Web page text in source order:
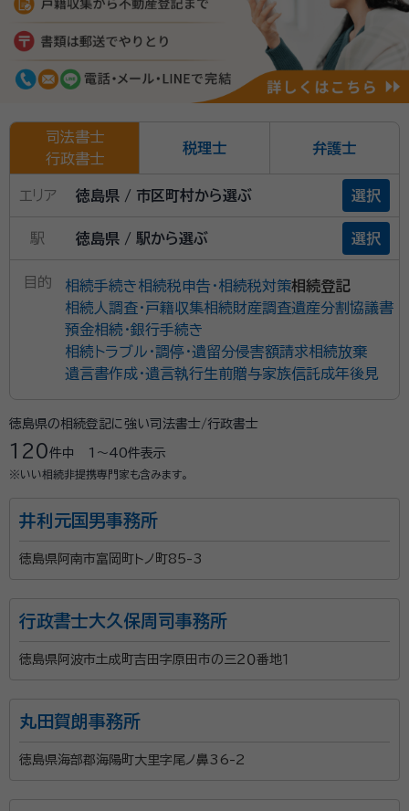
司法書士
行政書士
税理士 弁護士
エリア 徳島県 / 市区町村から選ぶ 選択
駅 徳島県 / 駅から選ぶ 選択
目的 相続手続き相続税申告・相続税対策相続登記
相続人調査・戸籍収集相続財産調査遺産分割協議書
預金相続・銀行手続き
相続トラブル・調停・遺留分侵害額請求相続放棄
遺言書作成・遺言執行生前贈与家族信託成年後見
徳島県の相続登記に強い司法書士/行政書士
120件中 1〜40件表示
※いい相続非提携専門家も含みます。
井利元国男事務所
徳島県阿南市富岡町トノ町85-3
行政書士大久保周司事務所
徳島県阿波市土成町吉田字原田市の三２０番地１
丸田賀朗事務所
徳島県海部郡海陽町大里字尾ノ鼻36-2